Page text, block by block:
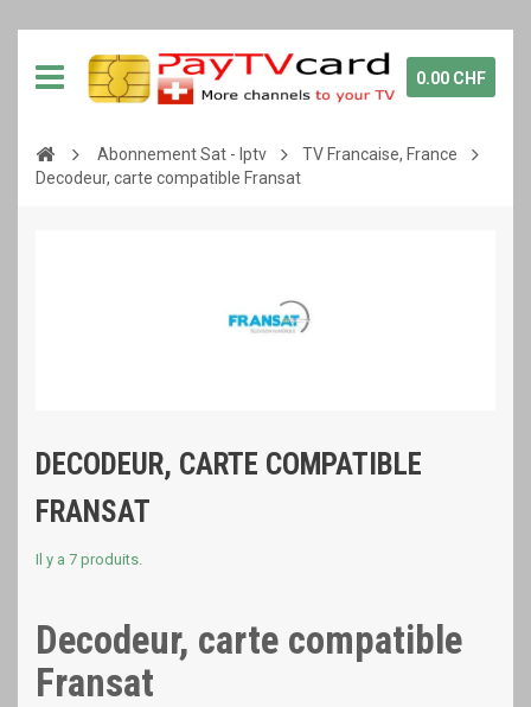
0.00 CHF
Abonnement Sat - Iptv
TV Francaise, France
Decodeur, carte compatible Fransat
DECODEUR, CARTE COMPATIBLE
FRANSAT
Il y a 7 produits.
Decodeur, carte compatible
Fransat